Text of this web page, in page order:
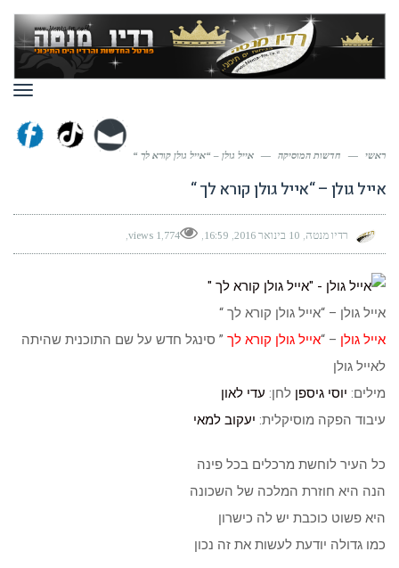
ראשי — חדשות המוסיקה — אייל גולן – “אייל גולן קורא לך “
אייל גולן – “אייל גולן קורא לך “
רדיו מנטה 10 בינואר 2016 16:59
1,774 views
אייל גולן – “אייל גולן קורא לך “
אייל גולן – “אייל גולן קורא לך ” סינגל חדש על שם התוכנית שהיתה
לאייל גולן
מילים: יוסי גיספן לחן: עדי לאון
עיבוד הפקה מוסיקלית: יעקוב למאי
כל העיר לוחשת מרכלים בכל פינה
הנה היא חוזרת המלכה של השכונה
היא פשוט כוכבת יש לה כישרון
כמו גדולה יודעת לעשות את זה נכון